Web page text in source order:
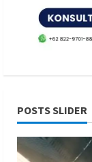
POSTS SLIDER